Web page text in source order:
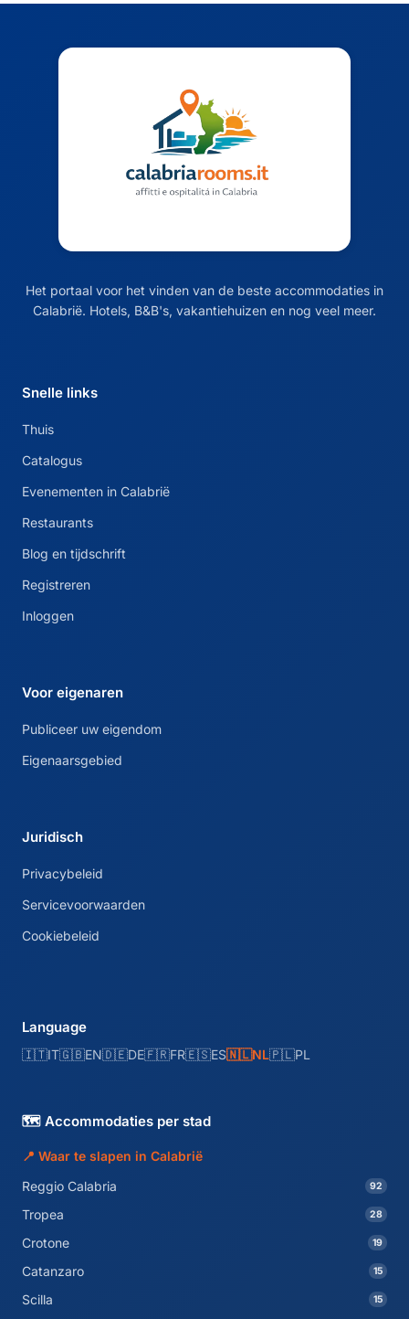
Het portaal voor het vinden van de beste accommodaties in
Calabrië. Hotels, B&B's, vakantiehuizen en nog veel meer.
Snelle links
Thuis
Catalogus
Evenementen in Calabrië
Restaurants
Blog en tijdschrift
Registreren
Inloggen
Voor eigenaren
Publiceer uw eigendom
Eigenaarsgebied
Juridisch
Privacybeleid
Servicevoorwaarden
Cookiebeleid
Language
🇮🇹IT🇬🇧EN🇩🇪DE🇫🇷FR🇪🇸ES🇳🇱NL🇵🇱PL
🗺️ Accommodaties per stad
📍 Waar te slapen in Calabrië
Reggio Calabria
92
Tropea 28
Crotone 19
Catanzaro 15
Scilla 15